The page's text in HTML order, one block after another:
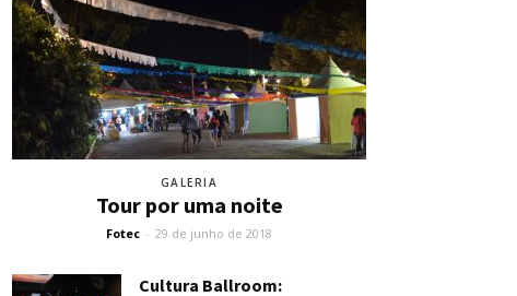
GALERIA
Tour por uma noite
Fotec - 29 de junho de 2018
Cultura Ballroom: